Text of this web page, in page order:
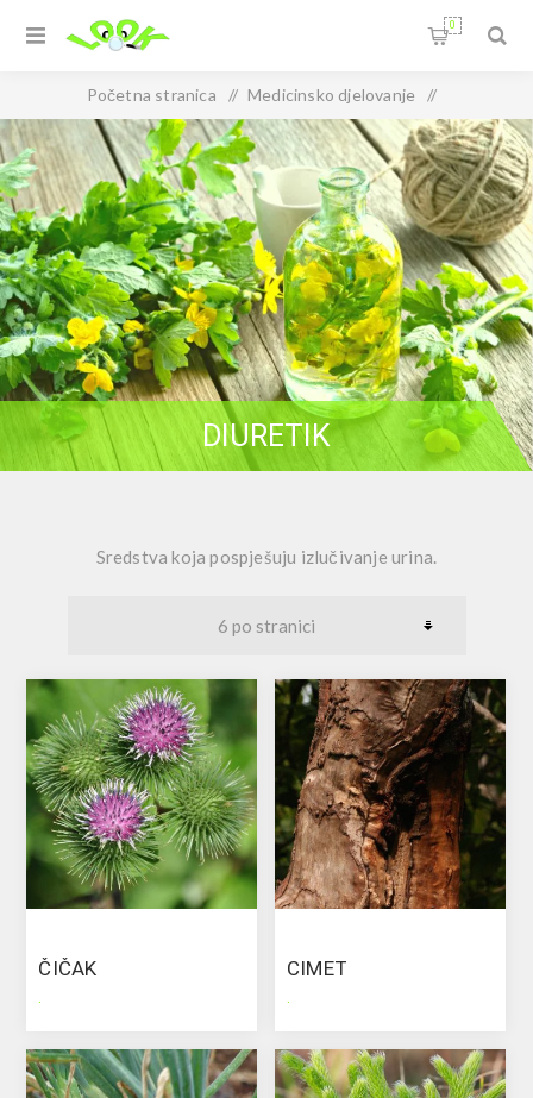
0
Početna stranica / Medicinsko djelovanje /
Urinarno ginekološki / Diuretik
DIURETIK
Sredstva koja pospješuju izlučivanje urina.
ČIČAK
.
CIMET
.